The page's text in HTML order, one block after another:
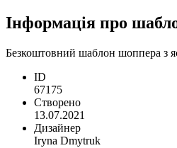
Інформація про
Безкоштовний шаблон шоппера з
ID
67175
Створено
13.07.2021
Дизайнер
Iryna Dmytruk